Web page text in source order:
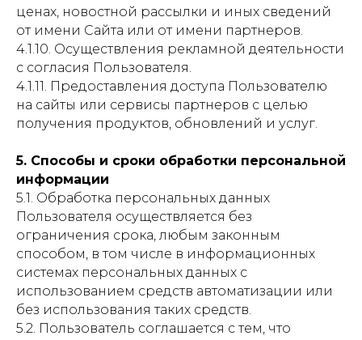
ценах, новостной рассылки и иных сведений
от имени Сайта или от имени партнеров.
4.1.10. Осуществления рекламной деятельности
с согласия Пользователя.
4.1.11. Предоставления доступа Пользователю
на сайты или сервисы партнеров с целью
получения продуктов, обновлений и услуг.
5. Способы и сроки обработки персональной
информации
5.1. Обработка персональных данных
Пользователя осуществляется без
ограничения срока, любым законным
способом, в том числе в информационных
системах персональных данных с
использованием средств автоматизации или
без использования таких средств.
5.2. Пользователь соглашается с тем, что